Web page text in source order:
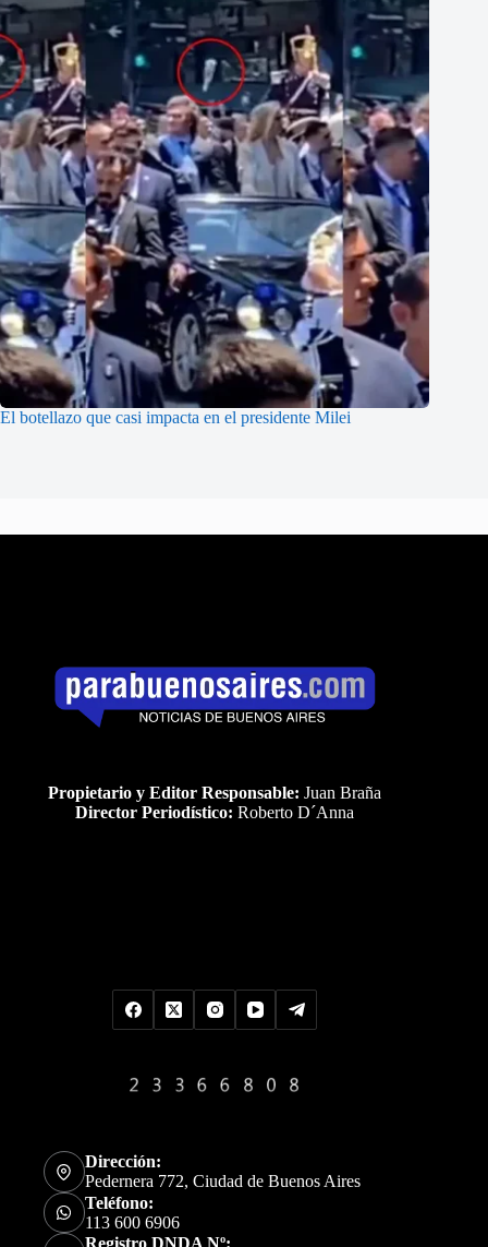
El botellazo que casi impacta en el presidente Milei
Propietario y Editor Responsable: Juan Braña
Director Periodístico: Roberto D´Anna
Dirección:
Pedernera 772, Ciudad de Buenos Aires
Teléfono:
113 600 6906
Registro DNDA Nº: